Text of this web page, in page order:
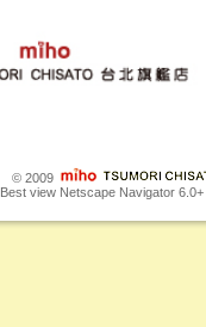
© 2009
Best view Netscape Navigator